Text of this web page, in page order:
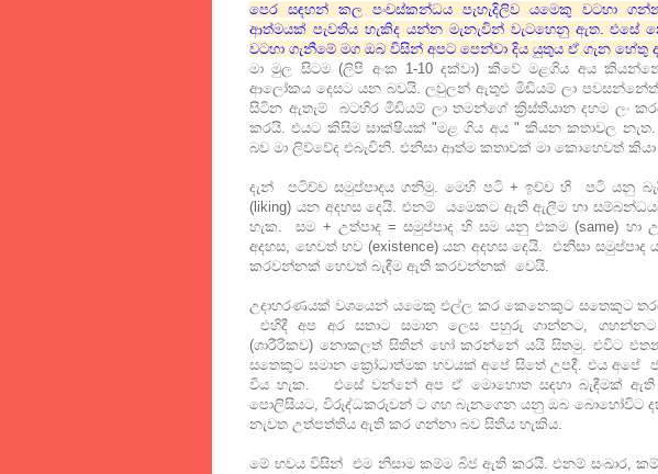
පෙර සඳහන් කල පංචස්කන්ධය පැහැදිලිව යමෙකු වටහා
ආත්මයක් පැවතිය හැකිද යන්න මැනැවින් වැටහෙනු ඇත. එසේ
වටහා ගැනීමේ මග ඔබ විසින් අපට පෙන්වා දිය යුතුය ඒ ගැන හේතු
මා මුල සිටම (ලිපි අංක 1-10 දක්වා) කීවේ මළගිය අය
ආලෝකය දෙසට යන බවයි. ලවුලන් ඇතුළු මිඩියම් ලා
සිටින ඇතැම් බටහිර මීඩියම් ලා තමන්ගේ ක්‍රිස්තියාන දහම ලං
කරයි. එයට කිසිම සාක්ෂියක් "මළ ගිය අය " කියන කතාවල
බව මා ලිව්වේද එබැවිනි. එනිසා ආත්ම කතාවක් මා කොහෙවත් කියා
දැන් පටිච්ච සමුප්පාදය ගනිමු. මෙහි පටි + ඉච්ච හි පටි යනු
(liking) යන අදහස දෙයි. එනම් යමෙකට ඇති ඇලීම හා
හැක. සම + උත්පාද = සමුප්පාද හි සම යනු එකම (same) හා
අදහස, හෙවත් භව (existence) යන අදහස දෙයි. එනිසා
කරවන්නක් හෙවත් බැඳීම ඇති කරවන්නක් වෙයි.
උදාහරණයක් වශයෙන් යමෙකු එල්ල කර කෙනෙකුට සතෙකුට
එහිදී අප අර සතාට සමාන ලෙස පහුරු ගාන්නට,
(ශාරීරිකව) නොකලත් සිතින් හෝ කරන්නේ යයි සිතමු. එවිට
සතෙකුට සමාන ක්‍රෝධාත්මක භවයක් අපේ සිතේ උපදී. එය අපේ
විය හැක. එසේ වන්නේ අප ඒ මොහොත සඳහා බැඳීමක් ඇති
පොලිසියට, විරුද්ධකරුවන් ට ගහ බැනගෙන යනු ඔබ බොහෝවිට
නැවත උත්පත්තිය ඇති කර ගන්නා බව සිතිය හැකිය.
මේ භවය විසින් එම නිසාම කම්ම බිජ ඇති කරයි. එනම් සංඛාර,